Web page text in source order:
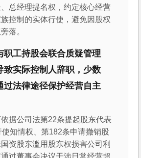
总经理提名权，约定核心经营
控制的实体行使，避免因股权
落。
职工持股会联合质疑管理
致实际控制人辞职，少数
过法律途径保护经营自主
据公司法第22条提起股东代表
知情权、第182条申请撤销股
资股东滥用股东权损害公司利
过董事会决议干涉日常经营超